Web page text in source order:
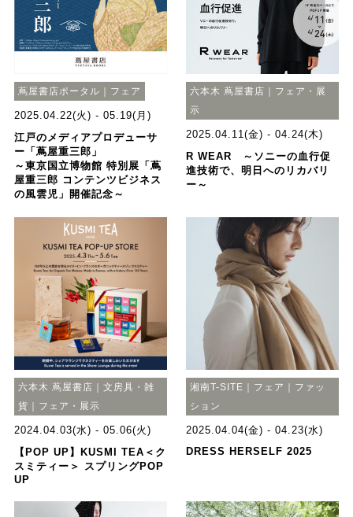
蔦屋書店ポータル｜フェア
2025.04.22(火) - 05.19(月)
江戸のメディアプロデューサ
ー「蔦屋重三郎」
～東京国立博物館 特別展「蔦
屋重三郎 コンテンツビジネス
の風雲児」開催記念～
六本木 蔦屋書店｜フェア・展
示
2025.04.11(金) - 04.24(木)
R WEAR ～ソニーの血行促
進技術で、明日へのリカバリ
ー～
六本木 蔦屋書店｜文房具・雑
貨｜フェア・展示
2024.04.03(水) - 05.06(火)
【POP UP】KUSMI TEA＜ク
スミティー＞ スプリングPOP
UP
湘南T-SITE｜フェア｜ファッ
ション
2025.04.04(金) - 04.23(水)
DRESS HERSELF 2025